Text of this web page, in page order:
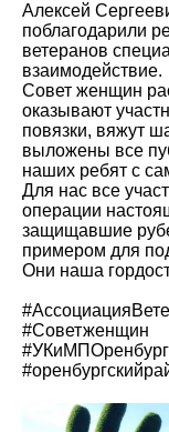
Алексей
поблагодарили
ветеранов
взаимодействие.
Совет женщин
оказывают
повязки, вяжут
выложены все
наших ребят с
Для нас все
операции
защищавшие
примером для
Они наша
#Советженщин